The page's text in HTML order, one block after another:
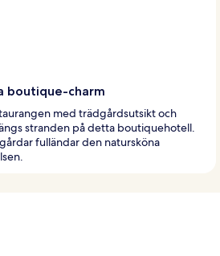
boutique-charm
med trädgårdsutsikt och
stranden på detta boutiquehotell.
fulländar den natursköna